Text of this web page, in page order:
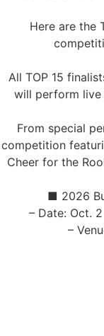
Here are the
All TOP 15
will perform live
From special
competition
Cheer for the
■ 2026
– Date: Oct.
–